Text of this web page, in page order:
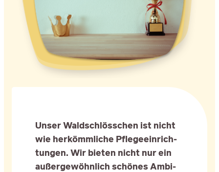
Unser Wald­schlöss­chen ist nicht
wie her­kömm­li­che Pfle­ge­ein­rich­
tun­gen. Wir bie­ten nicht nur ein
außer­ge­wöhn­lich schö­nes Ambi­